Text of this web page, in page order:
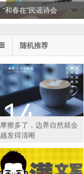
读家书单：悦读，散散班味
随机推荐
摩擦多了，边界自然就会
越发得清晰